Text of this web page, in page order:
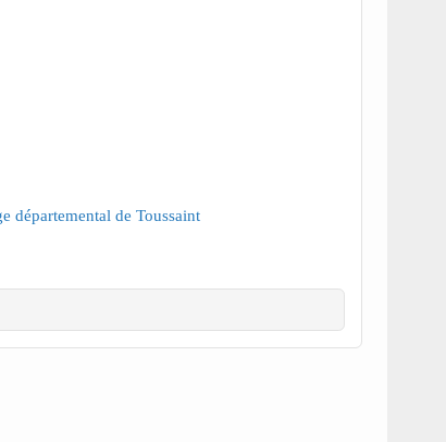
départemental de Toussaint